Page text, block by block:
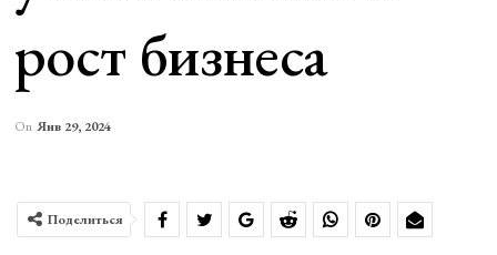
рост бизнеса
On Янв 29, 2024
Поделиться